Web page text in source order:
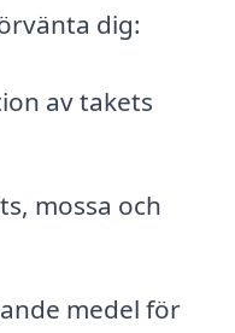
dig:
av takets
mossa och
medel för